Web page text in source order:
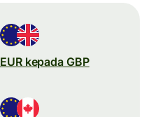
EUR kepada GBP